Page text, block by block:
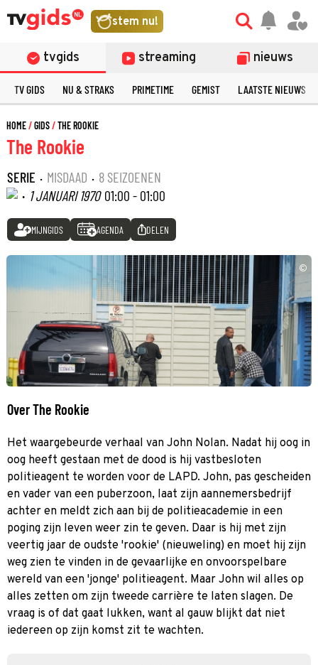
stem nu!
tvgids streaming nieuws
TV GIDS NU & STRAKS PRIMETIME GEMIST LAATSTE NIEUWS
HOME GIDS THE ROOKIE
The Rookie
SERIE · MISDAAD · 8 SEIZOENEN
· 1 JANUARI 1970 01:00 - 01:00
MIJNGIDS AGENDA DELEN
©
Over The Rookie
Het waargebeurde verhaal van John Nolan. Nadat hij oog in
oog heeft gestaan met de dood is hij vastbesloten
politieagent te worden voor de LAPD. John, pas gescheiden
en vader van een puberzoon, laat zijn aannemersbedrijf
achter en meldt zich aan bij de politieacademie in een
poging zijn leven weer zin te geven. Daar is hij met zijn
veertig jaar de oudste 'rookie' (nieuweling) en moet hij zijn
weg zien te vinden in de gevaarlijke en onvoorspelbare
wereld van een 'jonge' politieagent. Maar John wil alles op
alles zetten om zijn tweede carrière te laten slagen. De
vraag is of dat gaat lukken, want al gauw blijkt dat niet
iedereen op zijn komst zit te wachten.